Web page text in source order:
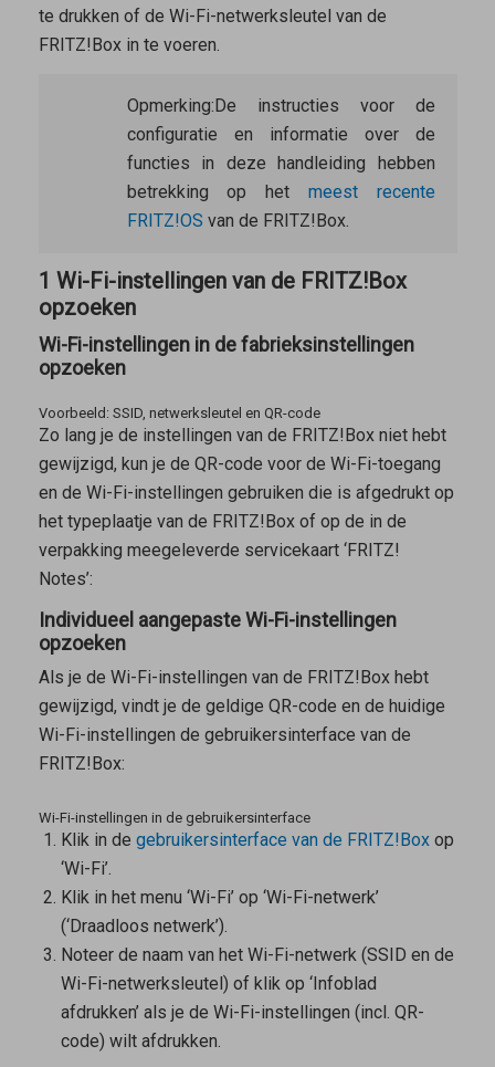
te drukken of de Wi-Fi-netwerksleutel van de
FRITZ!Box in te voeren.
Opmerking: De instructies voor de
configuratie en informatie over de
functies in deze handleiding hebben
betrekking op het meest recente
FRITZ!OS van de FRITZ!Box.
1 Wi-Fi-instellingen van de FRITZ!Box
opzoeken
Wi-Fi-instellingen in de fabrieksinstellingen
opzoeken
Voorbeeld: SSID, netwerksleutel en QR-code
Zo lang je de instellingen van de FRITZ!Box niet hebt
gewijzigd, kun je de QR-code voor de Wi-Fi-toegang
en de Wi-Fi-instellingen gebruiken die is afgedrukt op
het typeplaatje van de FRITZ!Box of op de in de
verpakking meegeleverde servicekaart ‘FRITZ!
Notes’:
Individueel aangepaste Wi-Fi-instellingen
opzoeken
Als je de Wi-Fi-instellingen van de FRITZ!Box hebt
gewijzigd, vindt je de geldige QR-code en de huidige
Wi-Fi-instellingen de gebruikersinterface van de
FRITZ!Box:
Wi-Fi-instellingen in de gebruikersinterface
Klik in de gebruikersinterface van de FRITZ!Boxop
‘Wi-Fi’.
Klik in het menu ‘Wi-Fi’ op ‘Wi-Fi-netwerk’
(‘Draadloos netwerk’).
Noteer de naam van het Wi-Fi-netwerk (SSID en de
Wi-Fi-netwerksleutel) of klik op ‘Infoblad
afdrukken’ als je de Wi-Fi-instellingen (incl. QR-
code) wilt afdrukken.